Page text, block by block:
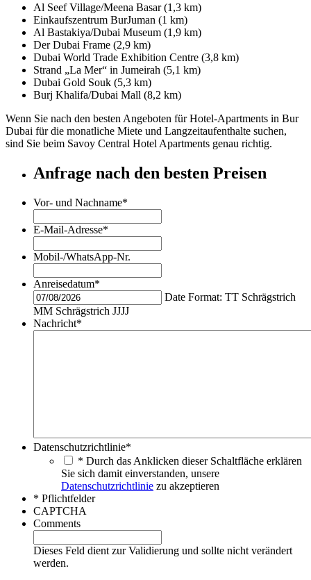
Al Seef Village/Meena Basar (1,3 km)
Einkaufszentrum BurJuman (1 km)
Al Bastakiya/Dubai Museum (1,9 km)
Der Dubai Frame (2,9 km)
Dubai World Trade Exhibition Centre (3,8 km)
Strand „La Mer“ in Jumeirah (5,1 km)
Dubai Gold Souk (5,3 km)
Burj Khalifa/Dubai Mall (8,2 km)
Wenn Sie nach den besten Angeboten für Hotel-Apartments in Bur
Dubai für die monatliche Miete und Langzeitaufenthalte suchen,
sind Sie beim Savoy Central Hotel Apartments genau richtig.
Anfrage nach den besten Preisen
Vor- und Nachname*
E-Mail-Adresse*
Mobil-/WhatsApp-Nr.
Anreisedatum*
Date Format: TT Schrägstrich
MM Schrägstrich JJJJ
Nachricht*
Datenschutzrichtlinie*
* Durch das Anklicken dieser Schaltfläche erklären
Sie sich damit einverstanden, unsere
Datenschutzrichtlinie zu akzeptieren
* Pflichtfelder
CAPTCHA
Comments
Dieses Feld dient zur Validierung und sollte nicht verändert
werden.